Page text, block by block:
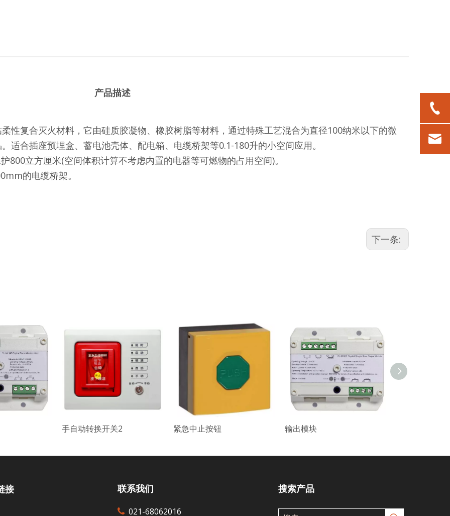
产品描述
性复合灭火材料，它由硅质胶凝物、橡胶树脂等材料，通过特殊工艺混合为直径100纳米以下的微
适合插座预埋盒、蓄电池壳体、配电箱、电缆桥架等0.1-180升的小空间应用。
800立方厘米(空间体积计算不考虑内置的电器等可燃物的占用空间)。
的电缆桥架。
下一条:
手自动转换开关2 紧急中止按钮 输出模块
接 联系我们
 021-68062016
搜索产品